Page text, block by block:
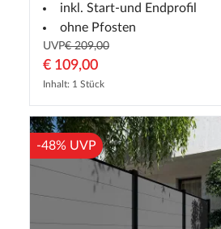
inkl. Start-und Endprofil
ohne Pfosten
UVP€ 209,00
€ 109,00
Inhalt: 1 Stück
-48% UVP